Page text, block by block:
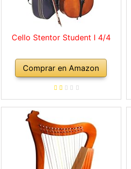
Cello Stentor Student I 4/4
Comprar en Amazon